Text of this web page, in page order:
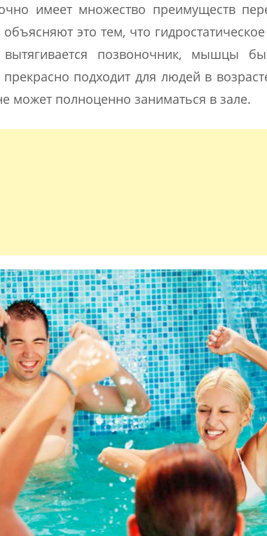
имеет множество преимуществ
это тем, что
вытягивается позвоночник, мышцы
подходит для людей в
может полноценно заниматься в зале.